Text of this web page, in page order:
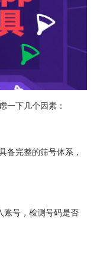
下几个因素：
完整的筛号体系，
号，检测号码是否